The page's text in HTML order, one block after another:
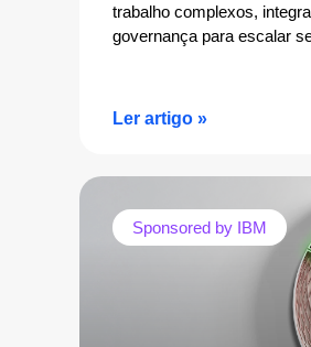
trabalho complexos,
governança para escalar
Ler artigo »
Sponsored by IBM